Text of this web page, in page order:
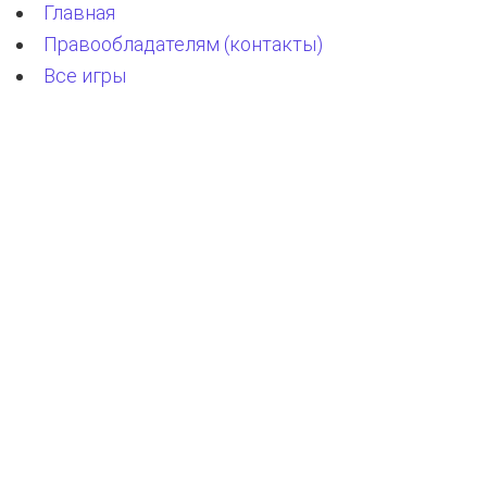
Главная
Правообладателям (контакты)
Все игры